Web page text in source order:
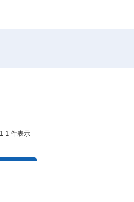
1-1 件表示